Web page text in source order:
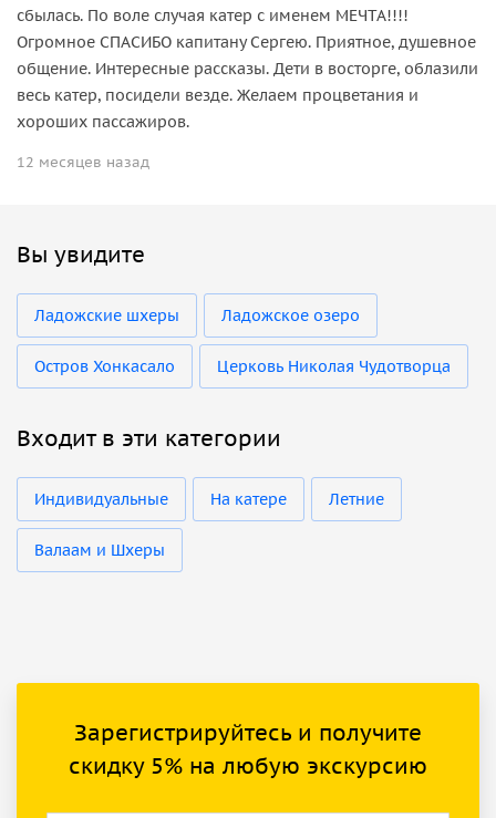
сбылась. По воле случая катер с именем МЕЧТА!!!!
Огромное СПАСИБО капитану Сергею. Приятное, душевное
общение. Интересные рассказы. Дети в восторге, облазили
весь катер, посидели везде. Желаем процветания и
хороших пассажиров.
12 месяцев назад
Вы увидите
Ладожские шхеры Ладожское озеро
Остров Хонкасало Церковь Николая Чудотворца
Входит в эти категории
Индивидуальные На катере Летние
Валаам и Шхеры
Зарегистрируйтесь и получите
скидку 5% на любую экскурсию